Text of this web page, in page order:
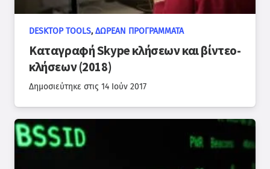
DESKTOP TOOLS,ΔΩΡΕΆΝ ΠΡΟΓΡΆΜΜΑΤΑ
Καταγραφή Skype κλήσεων και βίντεο-
κλήσεων (2018)
Δημοσιεύτηκε στις 14 Ιούν 2017